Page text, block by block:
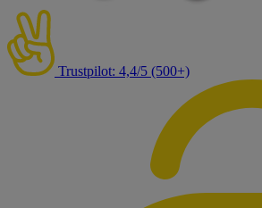
Trustpilot: 4,4/5 (500+)